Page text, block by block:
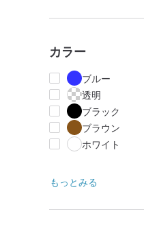
カラー
ブルー
透明
ブラック
ブラウン
ホワイト
もっとみる